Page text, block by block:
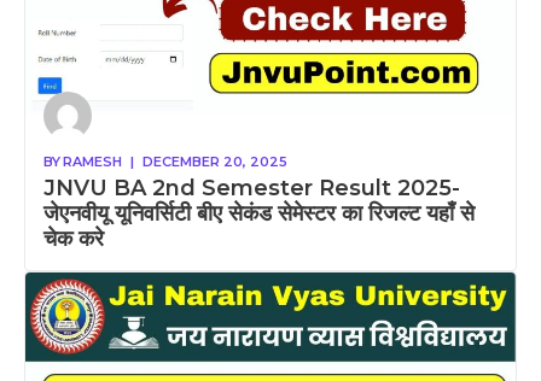
BYRAMESH | DECEMBER 20, 2025
JNVU BA 2nd Semester Result 2025-
जेएनवीयू यूनिवर्सिटी बीए सेकंड सेमेस्टर का रिजल्ट यहाँ से
चेक करे